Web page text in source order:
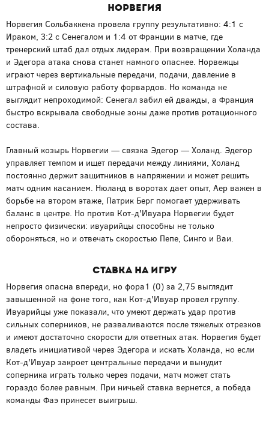
Норвегия
Норвегия Сольбаккена провела группу результативно: 4:1 с
Ираком, 3:2 с Сенегалом и 1:4 от Франции в матче, где
тренерский штаб дал отдых лидерам. При возвращении Холанда
и Эдегора атака снова станет намного опаснее. Норвежцы
играют через вертикальные передачи, подачи, давление в
штрафной и силовую работу форвардов. Но команда не
выглядит непроходимой: Сенегал забил ей дважды, а Франция
быстро вскрывала свободные зоны даже против ротационного
состава.
Главный козырь Норвегии — связка Эдегор — Холанд. Эдегор
управляет темпом и ищет передачи между линиями, Холанд
постоянно держит защитников в напряжении и может решить
матч одним касанием. Нюланд в воротах дает опыт, Аер важен в
борьбе на втором этаже, Патрик Берг помогает удерживать
баланс в центре. Но против Кот-д'Ивуара Норвегии будет
непросто физически: ивуарийцы способны не только
обороняться, но и отвечать скоростью Пепе, Синго и Ваи.
Ставка на игру
Норвегия опасна впереди, но фора1 (0) за 2,75 выглядит
завышенной на фоне того, как Кот-д'Ивуар провел группу.
Ивуарийцы уже показали, что умеют держать удар против
сильных соперников, не разваливаются после тяжелых отрезков
и имеют достаточно скорости для ответных атак. Норвегия будет
владеть инициативой через Эдегора и искать Холанда, но если
Кот-д'Ивуар закроет центральные передачи и вынудит
соперника играть только через подачи, матч может стать
гораздо более равным. При ничьей ставка вернется, а победа
команды Фаэ принесет выигрыш.